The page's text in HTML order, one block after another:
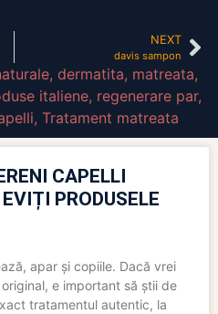
NEXT
davis sampon
, dermatita, matreata,
italiene, regenerare par,
, Tratament matreata
CAPELLI
PRODUSELE
apar și copiile. Dacă vrei
e important să știi de
tratamentul autentic, la